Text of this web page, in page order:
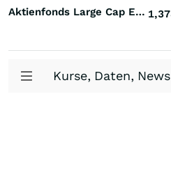
Aktienfonds Large Cap Euroland
Kurse, Daten,